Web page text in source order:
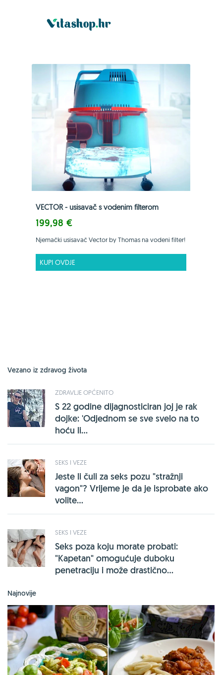
VECTOR - usisavač s vodenim filterom
199,98 €
Njemački usisavač Vector by Thomas na vodeni filter!
KUPI OVDJE
Vezano iz zdravog života
ZDRAVLJE OPĆENITO
S 22 godine dijagnosticiran joj je rak
dojke: 'Odjednom se sve svelo na to
hoću li...
SEKS I VEZE
Jeste li čuli za seks pozu "stražnji
vagon"? Vrijeme je da je isprobate ako
volite...
SEKS I VEZE
Seks poza koju morate probati:
"Kapetan" omogućuje duboku
penetraciju i može drastično...
Najnovije